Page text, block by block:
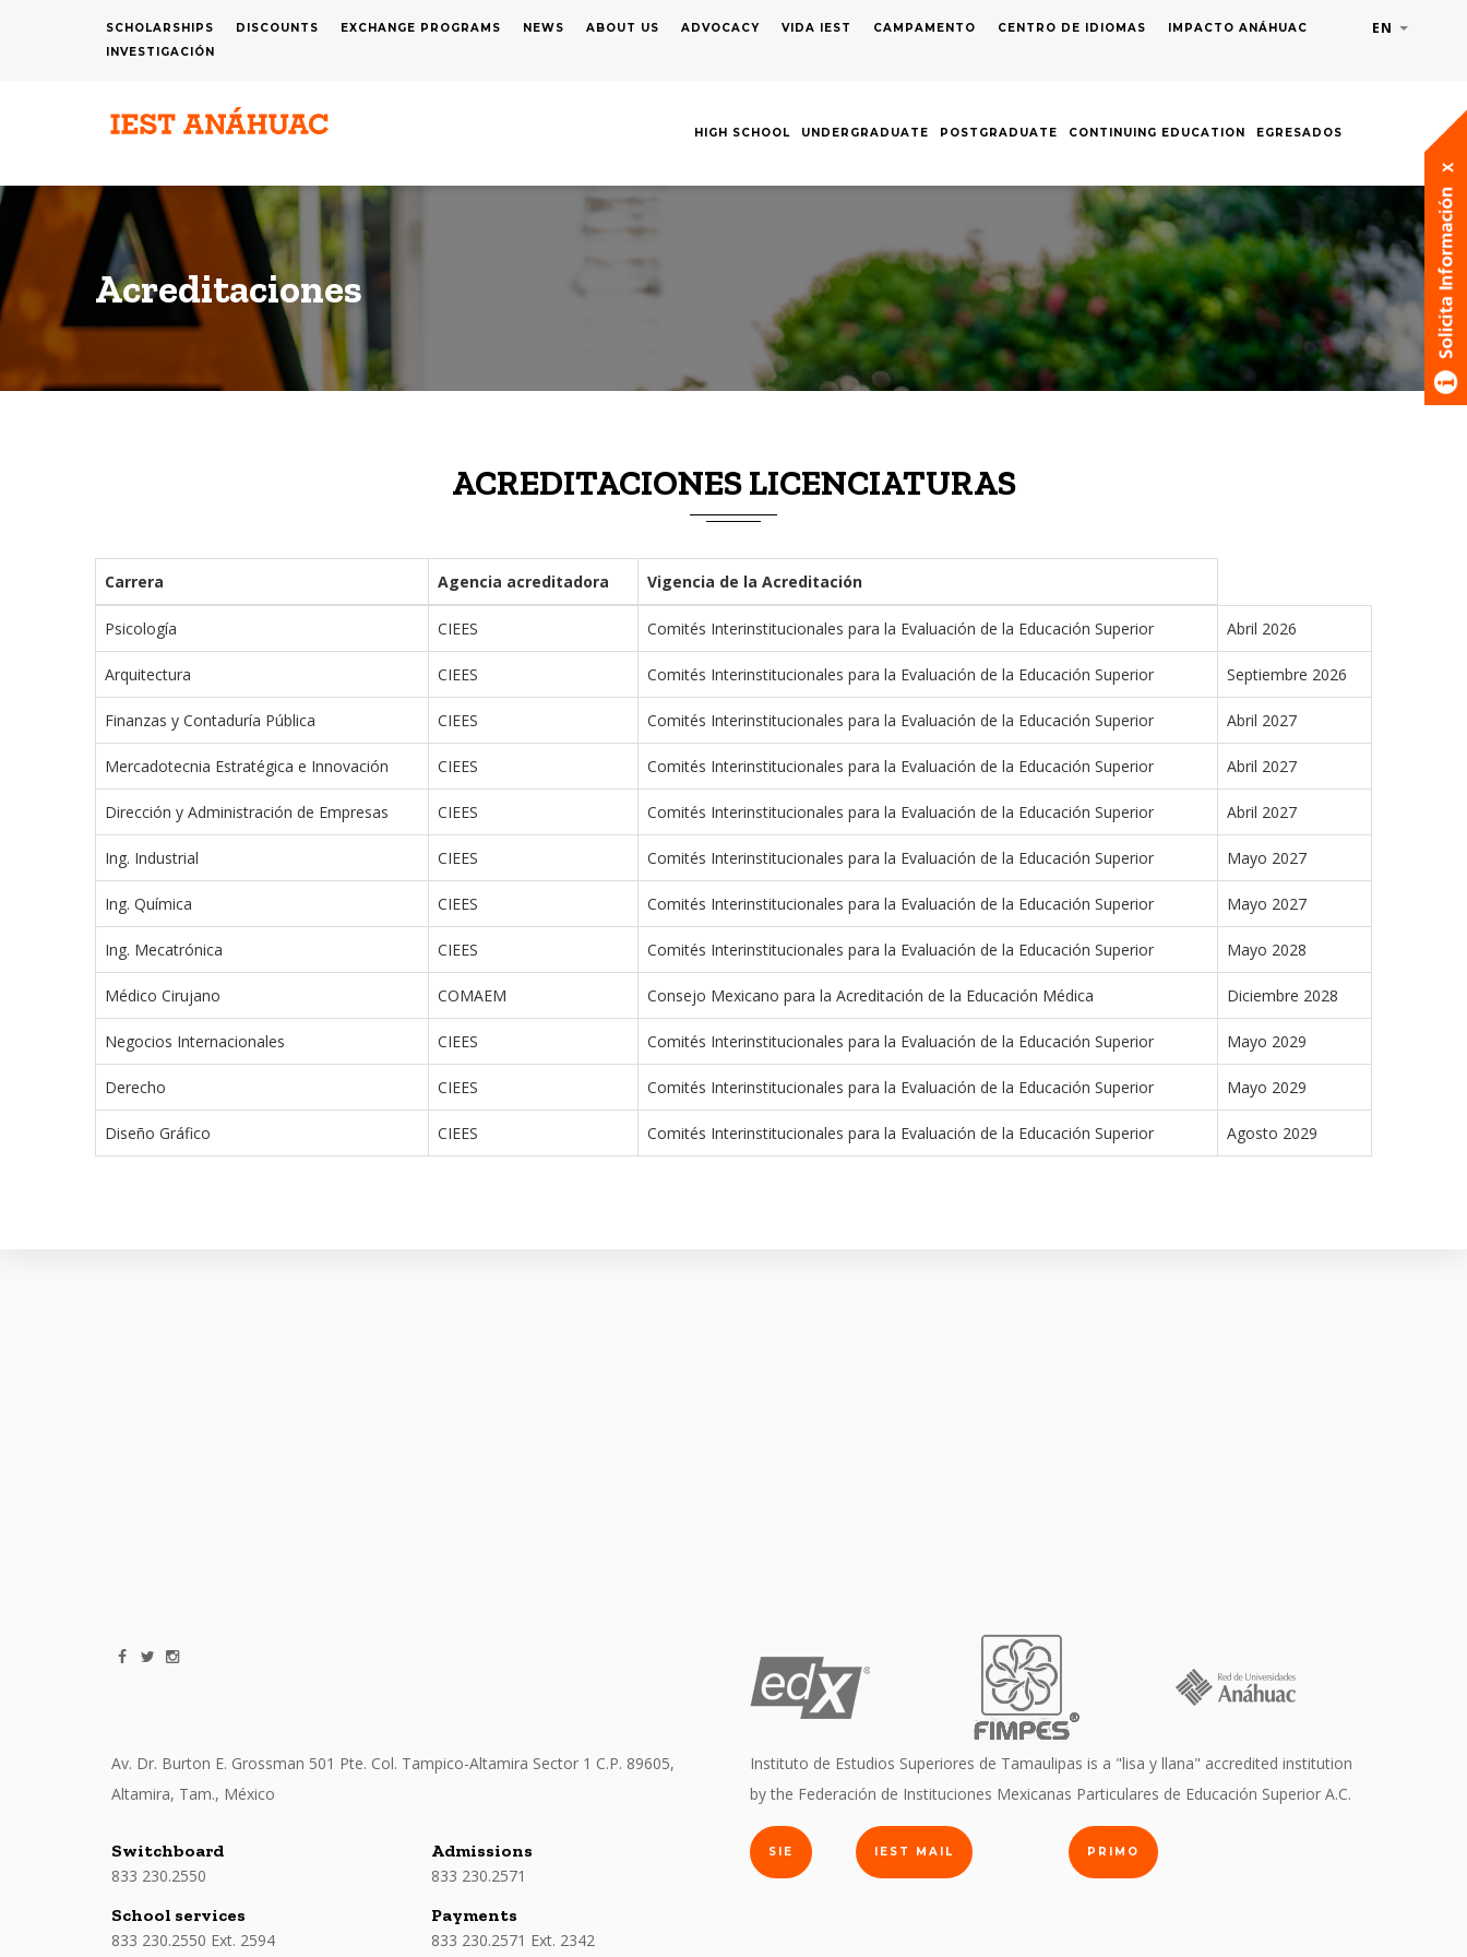
EN List
MENÚ
SUPERIOR
SCHOLARSHIPS DISCOUNTS EXCHANGE PROGRAMS NEWS ABOUT US ADVOCACY VIDA IEST CAMPAMENTO CENTRO DE IDIOMAS
IMPACTO ANÁHUAC
INVESTIGACIÓN
HIGH SCHOOL UNDERGRADUATE POSTGRADUATE CONTINUING EDUCATION EGRESADOS
Acreditaciones
ACREDITACIONES LICENCIATURAS
Carrera Agencia acreditadora Vigencia de la Acreditación
Psicología CIEES Comités Interinstitucionales para la Evaluación de la Educación Superior Abril 2026
Arquitectura CIEES Comités Interinstitucionales para la Evaluación de la Educación Superior Septiembre 2026
Finanzas y Contaduría Pública CIEES Comités Interinstitucionales para la Evaluación de la Educación Superior Abril 2027
Mercadotecnia Estratégica e Innovación CIEES Comités Interinstitucionales para la Evaluación de la Educación Superior Abril 2027
Dirección y Administración de Empresas CIEES Comités Interinstitucionales para la Evaluación de la Educación Superior Abril 2027
Ing. Industrial CIEES Comités Interinstitucionales para la Evaluación de la Educación Superior Mayo 2027
Ing. Química CIEES Comités Interinstitucionales para la Evaluación de la Educación Superior Mayo 2027
Ing. Mecatrónica CIEES Comités Interinstitucionales para la Evaluación de la Educación Superior Mayo 2028
Médico Cirujano COMAEM Consejo Mexicano para la Acreditación de la Educación Médica Diciembre 2028
Negocios Internacionales CIEES Comités Interinstitucionales para la Evaluación de la Educación Superior Mayo 2029
Derecho CIEES Comités Interinstitucionales para la Evaluación de la Educación Superior Mayo 2029
Diseño Gráfico CIEES Comités Interinstitucionales para la Evaluación de la Educación Superior Agosto 2029
Av. Dr. Burton E. Grossman 501 Pte. Col. Tampico-Altamira Sector 1 C.P. 89605,
Altamira, Tam., México
Instituto de Estudios Superiores de Tamaulipas is a "lisa y llana" accredited institution
by the Federación de Instituciones Mexicanas Particulares de Educación Superior A.C.
Switchboard
833 230.2550
School services
833 230.2550 Ext. 2594
Admissions
833 230.2571
Payments
833 230.2571 Ext. 2342
SIE IEST MAIL PRIMO